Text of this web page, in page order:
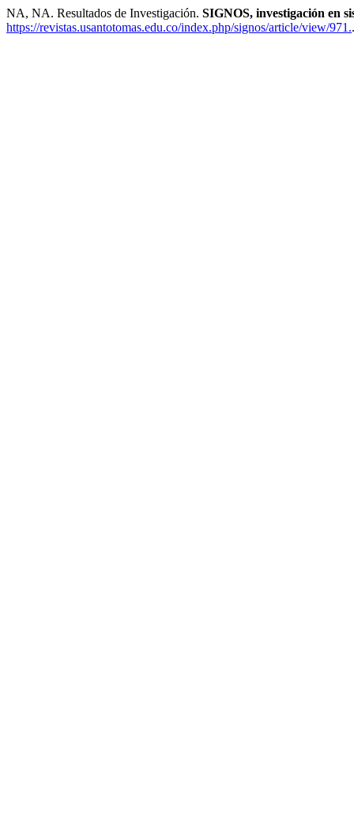
NA, NA. Resultados de Investigación. SIGNOS, investigación en
https://revistas.usantotomas.edu.co/index.php/signos/article/view/971.